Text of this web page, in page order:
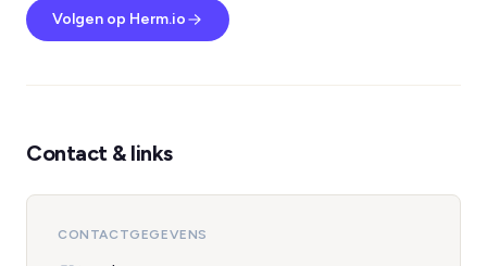
Volgen op Herm.io
Contact & links
CONTACTGEGEVENS